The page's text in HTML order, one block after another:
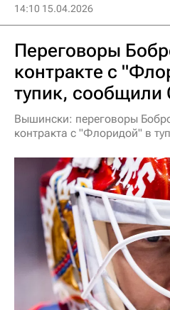
14:10 15.04.2026
Переговоры
контракте с
тупик,
Вышински: переговоры
контракта с "Флоридой" в